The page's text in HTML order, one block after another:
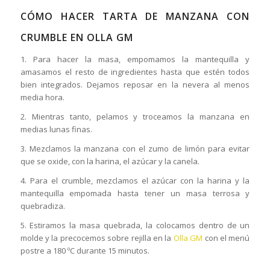
CÓMO HACER TARTA DE MANZANA CON
CRUMBLE EN OLLA GM
1. Para hacer la masa, empomamos la mantequilla y
amasamos el resto de ingredientes hasta que estén todos
bien integrados. Dejamos reposar en la nevera al menos
media hora.
2. Mientras tanto, pelamos y troceamos la manzana en
medias lunas finas.
3. Mezclamos la manzana con el zumo de limón para evitar
que se oxide, con la harina, el azúcar y la canela.
4. Para el crumble, mezclamos el azúcar con la harina y la
mantequilla empomada hasta tener un masa terrosa y
quebradiza.
5. Estiramos la masa quebrada, la colocamos dentro de un
molde y la precocemos sobre rejilla en la Olla GM con el menú
postre a 180 ºC durante 15 minutos.